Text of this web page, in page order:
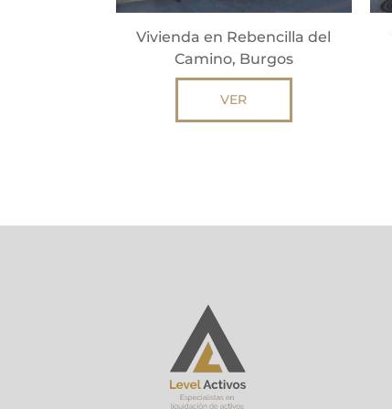
Vivienda en Rebencilla del
Camino, Burgos
VER